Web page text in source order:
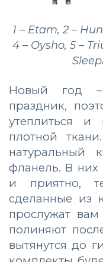
1 – Etam, 2 –
4 – Oysho, 5 –
Новый год –
праздник,
утеплиться и
плотной
фланель. В них
и приятно,
сделанные из
прослужат
полиняют
вытянутся до